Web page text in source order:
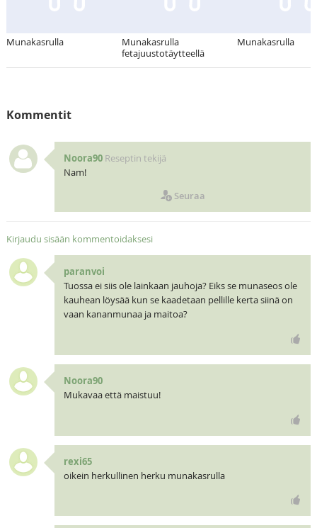
Munakasrulla
Munakasrulla
fetajuustotäytteellä
Munakasrulla
Kommentit
Noora90 Reseptin tekijä
Nam!
Seuraa
Kirjaudu sisään kommentoidaksesi
paranvoi
Tuossa ei siis ole lainkaan jauhoja? Eiks se munaseos ole
kauhean löysää kun se kaadetaan pellille kerta siinä on
vaan kananmunaa ja maitoa?
Noora90
Mukavaa että maistuu!
rexi65
oikein herkullinen herku munakasrulla